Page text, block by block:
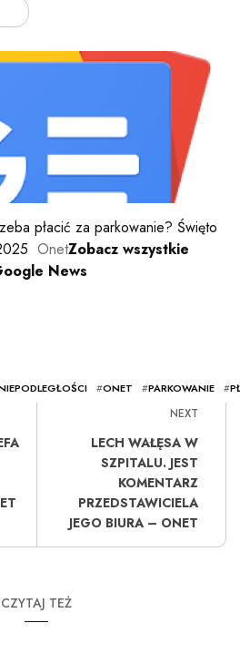
płacić za parkowanie? Święto
OnetZobacz wszystkie
News
#ONET #PARKOWANIE #
NEXT
LECH WAŁĘSA W
SZPITALU. JEST
KOMENTARZ
PRZEDSTAWICIELA
JEGO BIURA – ONET
CZYTAJ TEŻ